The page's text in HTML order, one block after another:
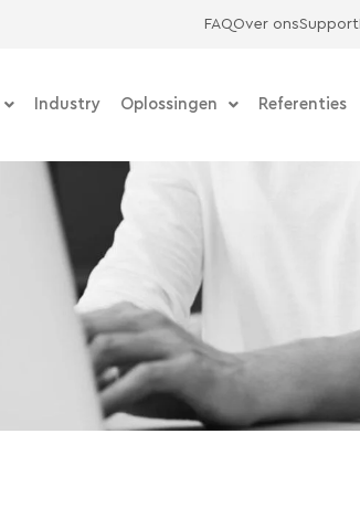
FAQOver onsSupport
Industry Oplossingen Referenties